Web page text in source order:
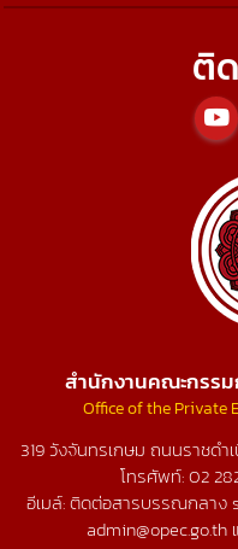
ติ
สำนักงานคณะกรรม
Office of the Private
319 วังจันทรเกษม ถนนราชด
โทรศัพท์:02
อีเมล์: ติดต่อสารบรรณกลาง
admin@opec.go.th